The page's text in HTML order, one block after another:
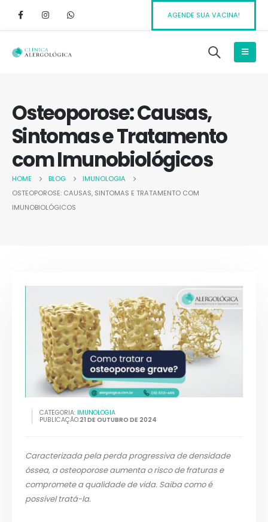
AGENDE SUA VACINA!
Osteoporose: Causas,
Sintomas e Tratamento
com Imunobiológicos
HOME BLOG
IMUNOLOGIA
OSTEOPOROSE: CAUSAS, SINTOMAS E TRATAMENTO COM
IMUNOBIOLÓGICOS
CATEGORIA: IMUNOLOGIA
PUBLICAÇÃO:21 DE OUTUBRO DE 2024
Caracterizada pela perda progressiva de densidade
óssea, a osteoporose aumenta o risco de fraturas e
compromete a qualidade de vida. Saiba como é
possível tratá-la.